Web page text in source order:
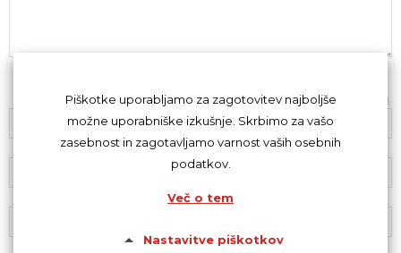
Z oddajo komentarja se strinjaš skodeksom komentiranja
Piškotke uporabljamo za zagotovitev najboljše
možne uporabniške izkušnje. Skrbimo za vašo
zasebnost in zagotavljamo varnost vaših osebnih
podatkov.
Več o tem
Nastavitve piškotkov